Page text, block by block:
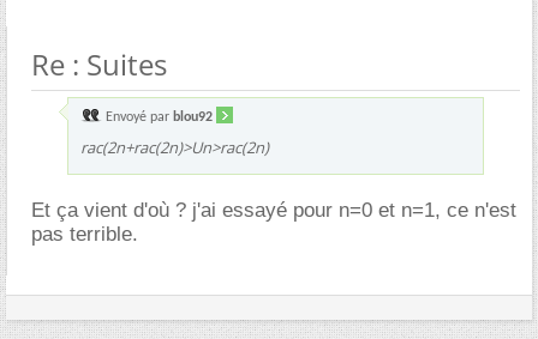
Re : Suites
Envoyé par blou92
rac(2n+rac(2n)>Un>rac(2n)
Et ça vient d'où ? j'ai essayé pour n=0 et n=1, ce n'est
pas terrible.